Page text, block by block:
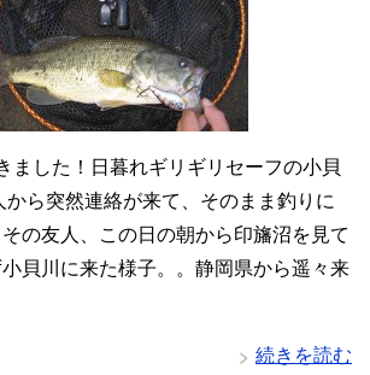
ました！日暮れギリギリセーフの小貝
から突然連絡が来て、そのまま釣りに
の友人、この日の朝から印旛沼を見て
貝川に来た様子。。静岡県から遥々来
続きを読む